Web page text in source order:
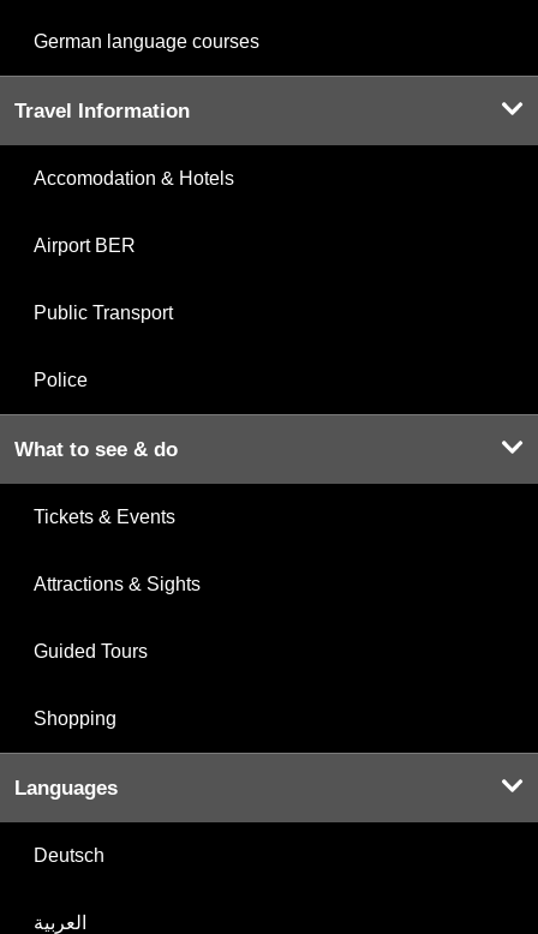
German language courses
Travel Information
Accomodation & Hotels
Airport BER
Public Transport
Police
What to see & do
Tickets & Events
Attractions & Sights
Guided Tours
Shopping
Languages
Deutsch
العربية